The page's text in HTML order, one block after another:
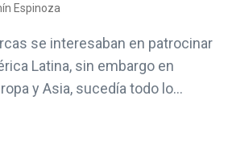
Espinoza
se interesaban en patrocinar
Latina, sin embargo en
y Asia, sucedía todo lo...